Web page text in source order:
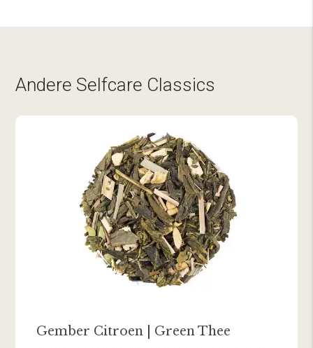
Andere Selfcare Classics
Gember Citroen | Green Thee